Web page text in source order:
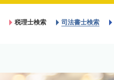
税理士検索 司法書士検索